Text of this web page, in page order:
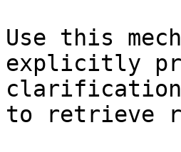
Use this
explicitly
clarification